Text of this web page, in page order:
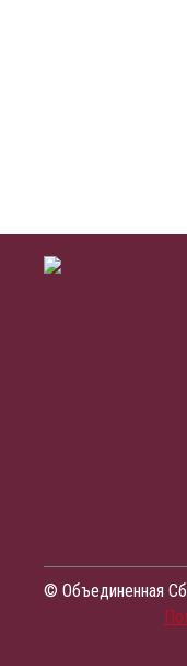
© Объединенная